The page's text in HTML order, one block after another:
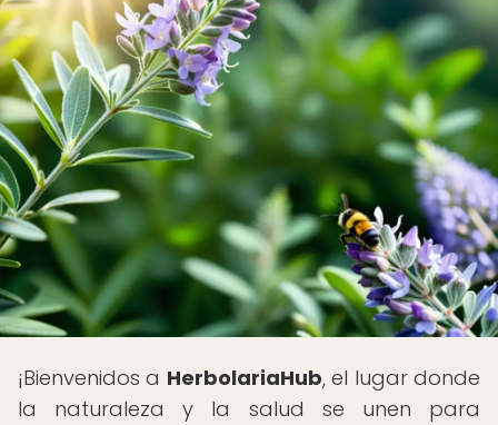
¡Bienvenidos a HerbolariaHub, el lugar donde
la naturaleza y la salud se unen para